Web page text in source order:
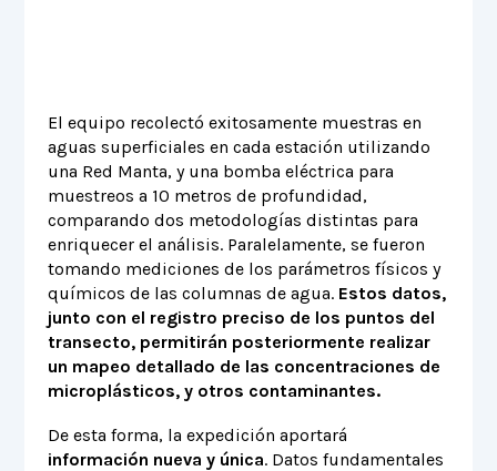
El equipo recolectó exitosamente muestras en
aguas superficiales en cada estación utilizando
una Red Manta, y una bomba eléctrica para
muestreos a 10 metros de profundidad,
comparando dos metodologías distintas para
enriquecer el análisis. Paralelamente, se fueron
tomando mediciones de los parámetros físicos y
químicos de las columnas de agua. Estos datos,
junto con el registro preciso de los puntos del
transecto, permitirán posteriormente realizar
un mapeo detallado de las concentraciones de
microplásticos, y otros contaminantes.
De esta forma, la expedición aportará
información nueva y única. Datos fundamentales